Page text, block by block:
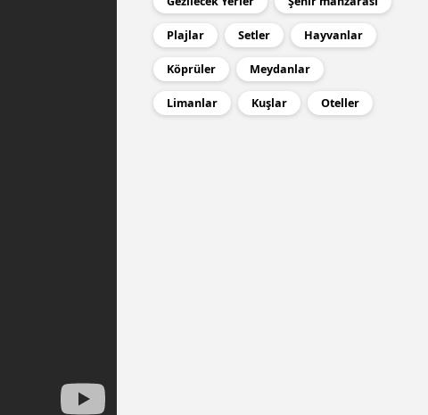
Plajlar Setler Hayvanlar
Köprüler Meydanlar
Limanlar Kuşlar Oteller